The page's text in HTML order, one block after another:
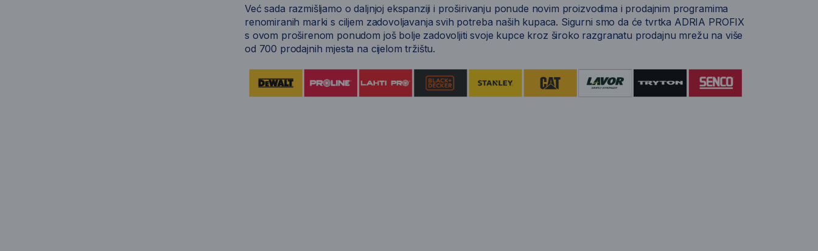
Već sada razmišljamo o daljnjoj ekspanziji i proširivanju ponude novim proizvodima i prodajnim programima
renomiranih marki s ciljem zadovoljavanja svih potreba naših kupaca. Sigurni smo da će tvrtka ADRIA PROFIX
s ovom proširenom ponudom još bolje zadovoljiti svoje kupce kroz široko razgranatu prodajnu mrežu na više
od 700 prodajnih mjesta na cijelom tržištu.